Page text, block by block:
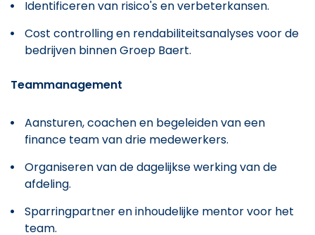
Identificeren van risico's en verbeterkansen.
Cost controlling en rendabiliteitsanalyses voor de
bedrijven binnen Groep Baert.
Teammanagement
Aansturen, coachen en begeleiden van een
finance team van drie medewerkers.
Organiseren van de dagelijkse werking van de
afdeling.
Sparringpartner en inhoudelijke mentor voor het
team.